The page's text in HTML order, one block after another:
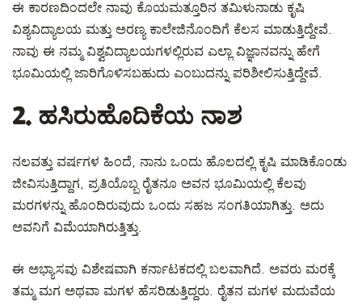
ಈ ಕಾರಣದಿಂದಲೇ ನಾವು ಕೊಯಮತ್ತೂರಿನ ತಮಿಳುನಾಡು ಕೃಷಿ
ವಿಶ್ಯವಿದ್ಯಾಲಯ ಮತ್ತು ಅರಣ್ಯ ಕಾಲೇಜಿನೊಂದಿಗೆ ಕೆಲಸ ಮಾಡುತ್ತಿದ್ದೇವೆ.
ನಾವು ಈ ನಮ್ಮ ವಿಶ್ವವಿದ್ಯಾಲಯಗಳಲ್ಲಿರುವ ಎಲ್ಲಾ ವಿಜ್ಞಾನವನ್ನು ಹೇಗೆ
ಭೂಮಿಯಲ್ಲಿ ಜಾರಿಗೊಳಿಸಬಹುದು ಎಂಬುದನ್ನು ಪರಿಶೀಲಿಸುತ್ತಿದ್ದೇವೆ.
2. ಹಸಿರುಹೊದಿಕೆಯ ನಾಶ
ನಲವತ್ತು ವರ್ಷಗಳ ಹಿಂದೆ, ನಾನು ಒಂದು ಹೊಲದಲ್ಲಿ ಕೃಷಿ ಮಾಡಿಕೊಂಡು
ಜೀವಿಸುತ್ತಿದ್ದಾಗ, ಪ್ರತಿಯೊಬ್ಬ ರೈತನೂ ಅವನ ಭೂಮಿಯಲ್ಲಿ ಕೆಲವು
ಮರಗಳನ್ನು ಹೊಂದಿರುವುದು ಒಂದು ಸಹಜ ಸಂಗತಿಯಾಗಿತ್ತು. ಅದು
ಅವನಿಗೆ ವಿಮೆಯಾಗಿರುತ್ತಿತ್ತು.
ಈ ಅಭ್ಯಾಸವು ವಿಶೇಷವಾಗಿ ಕರ್ನಾಟಕದಲ್ಲಿ ಬಲವಾಗಿದೆ. ಅವರು ಮರಕ್ಕೆ
ತಮ್ಮ ಮಗ ಅಥವಾ ಮಗಳ ಹೆಸರಿಡುತ್ತಿದ್ದರು. ರೈತನ ಮಗಳ ಮದುವೆಯ